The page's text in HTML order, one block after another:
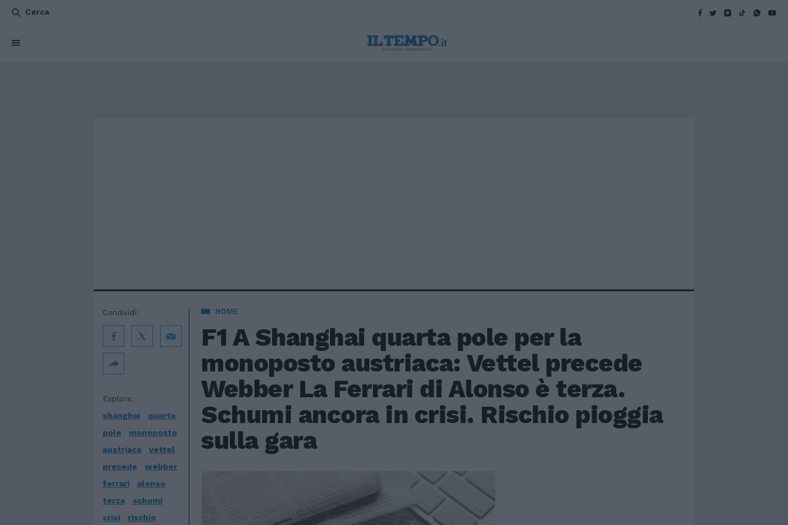
Cerca
HOME
F1 A Shanghai quarta pole per la
monoposto austriaca: Vettel precede
Webber La Ferrari di Alonso è terza.
Schumi ancora in crisi. Rischio pioggia
sulla gara
Esplora:
shanghai
quarta
pole
monoposto
austriaca
vettel
precede
webber
ferrari
alonso
terza
schumi
crisi
rischio
Condividi: